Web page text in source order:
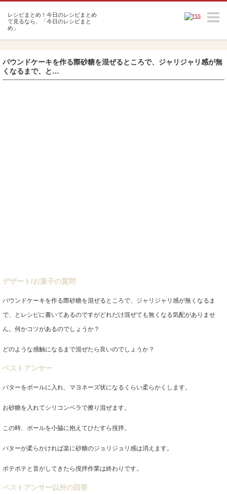
パウンドケーキを作る際砂糖を混ぜるところで、ジャリジャリ感が無
くなるまで、と…
デザート/お菓子の質問
パウンドケーキを作る際砂糖を混ぜるところで、ジャリジャリ感が無くなるま
で、とレシピに書いてあるのですがどれだけ混ぜても無くなる気配がありませ
ん。何かコツがあるのでしょうか？
どのような感触になるまで混ぜたら良いのでしょうか？
ベストアンサー
バターをボールに入れ、マヨネーズ状になるくらい柔らかくします。
お砂糖を入れてシリコンベラで擦り混ぜます。
この時、ボールを小脇に抱えてひたすら撹拌。
バターが柔らかければ楽に砂糖のジョリジョリ感は消えます。
ポテポテと音がしてきたら撹拌作業は終わりです。
ベストアンサー以外の回答